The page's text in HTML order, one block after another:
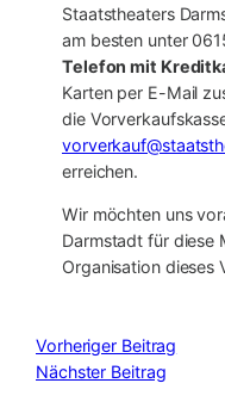
Staatstheaters
am besten unter
Telefon mit
Karten per E-Mail
die
erreichen.
Wir möchten uns
Darmstadt für diese
Organisation dieses
Vorheriger Beitrag
Nächster Beitrag